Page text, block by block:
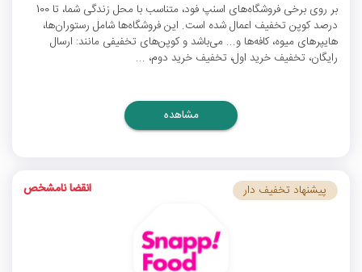
بر روی برخی فروشگاه‌های اسنپ فود، متناسب با محل زندگی شما، تا 100
درصد کوپن تخفیف اعمال شده است. این فروشگاه‌ها شامل رستوران‌ها،
هایپرهای میوه، کافه‌ها و... می‌باشد و کوپن‌های تخفیفی مانند: ارسال
رایگان، تخفیف خرید اول، تخفیف خرید دوم، ...
مشاهده
پیشنهاد تخفیف دار انقضا نامشخص